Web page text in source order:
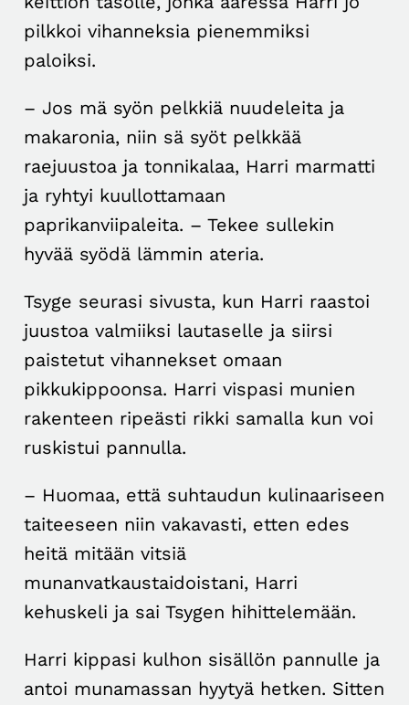
pilkkoi vihanneksia pienemmiksi
paloiksi.
– Jos mä syön pelkkiä nuudeleita ja
makaronia, niin sä syöt pelkkää
raejuustoa ja tonnikalaa, Harri marmatti
ja ryhtyi kuullottamaan
paprikanviipaleita. – Tekee sullekin
hyvää syödä lämmin ateria.
Tsyge seurasi sivusta, kun Harri raastoi
juustoa valmiiksi lautaselle ja siirsi
paistetut vihannekset omaan
pikkukippoonsa. Harri vispasi munien
rakenteen ripeästi rikki samalla kun voi
ruskistui pannulla.
– Huomaa, että suhtaudun kulinaariseen
taiteeseen niin vakavasti, etten edes
heitä mitään vitsiä
munanvatkaustaidoistani, Harri
kehuskeli ja sai Tsygen hihittelemään.
Harri kippasi kulhon sisällön pannulle ja
antoi munamassan hyytyä hetken. Sitten